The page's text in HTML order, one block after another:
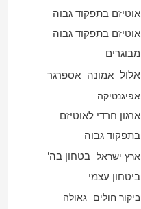
אוטיזם בתפקוד גבוה
אוטיזם בתפקוד גבוה
מבוגרים
אלול אמונה אספרגר
אפיגנטיקה
ארגון חרדי לאוטיזם
בתפקוד גבוה
ארץ ישראל בטחון בה'
ביטחון עצמי
ביקור חולים גאולה